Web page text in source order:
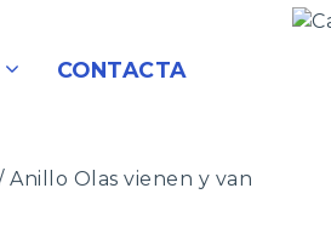
CONTACTA
Anillo Olas vienen y van